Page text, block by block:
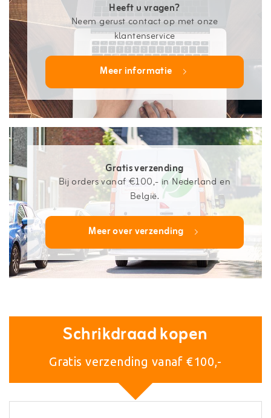
Heeft u vragen?
Neem gerust contact op met onze
klantenservice
Meer informatie
Gratis verzending
Bij orders vanaf €100,- in Nederland en
België.
Meer over verzending
Schrikdraad kopen
Gratis verzending vanaf €100,-